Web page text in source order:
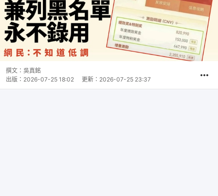
撰文： 吳真銘
出版： 2026-07-25 18:02 更新： 2026-07-25 23:37